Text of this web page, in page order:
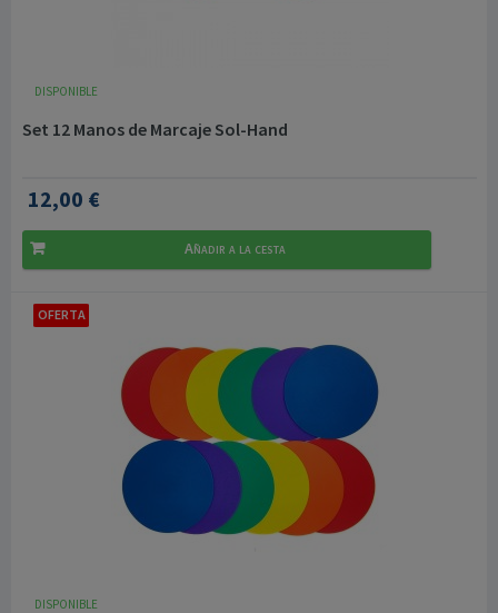
DISPONIBLE
Set 12 Manos de Marcaje Sol-Hand
12,00 €
Añadir a la cesta
OFERTA
DISPONIBLE